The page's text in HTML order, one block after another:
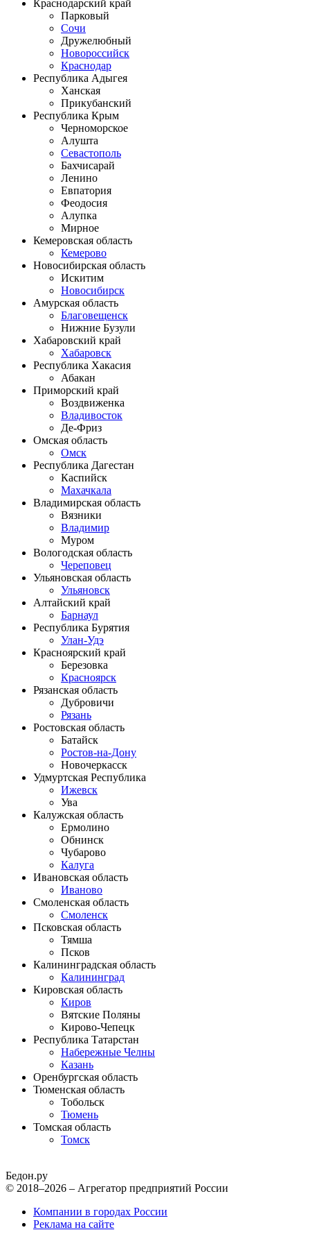
Краснодарский край
Парковый
Сочи
Дружелюбный
Новороссийск
Краснодар
Республика Адыгея
Ханская
Прикубанский
Республика Крым
Черноморское
Алушта
Севастополь
Бахчисарай
Ленино
Евпатория
Феодосия
Алупка
Мирное
Кемеровская область
Кемерово
Новосибирская область
Искитим
Новосибирск
Амурская область
Благовещенск
Нижние Бузули
Хабаровский край
Хабаровск
Республика Хакасия
Абакан
Приморский край
Воздвиженка
Владивосток
Де-Фриз
Омская область
Омск
Республика Дагестан
Каспийск
Махачкала
Владимирская область
Вязники
Владимир
Муром
Вологодская область
Череповец
Ульяновская область
Ульяновск
Алтайский край
Барнаул
Республика Бурятия
Улан-Удэ
Красноярский край
Березовка
Красноярск
Рязанская область
Дубровичи
Рязань
Ростовская область
Батайск
Ростов-на-Дону
Новочеркасск
Удмуртская Республика
Ижевск
Ува
Калужская область
Ермолино
Обнинск
Чубарово
Калуга
Ивановская область
Иваново
Смоленская область
Смоленск
Псковская область
Тямша
Псков
Калининградская область
Калининград
Кировская область
Киров
Вятские Поляны
Кирово-Чепецк
Республика Татарстан
Набережные Челны
Казань
Оренбургская область
Тюменская область
Тобольск
Тюмень
Томская область
Томск
Бедон.ру
© 2018–2026 – Агрегатор предприятий России
Компании в городах России
Реклама на сайте